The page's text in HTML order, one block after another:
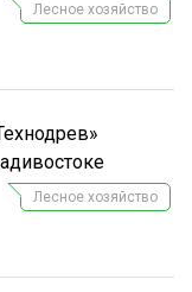
Лесное хозяйство
Лесное хозяйство